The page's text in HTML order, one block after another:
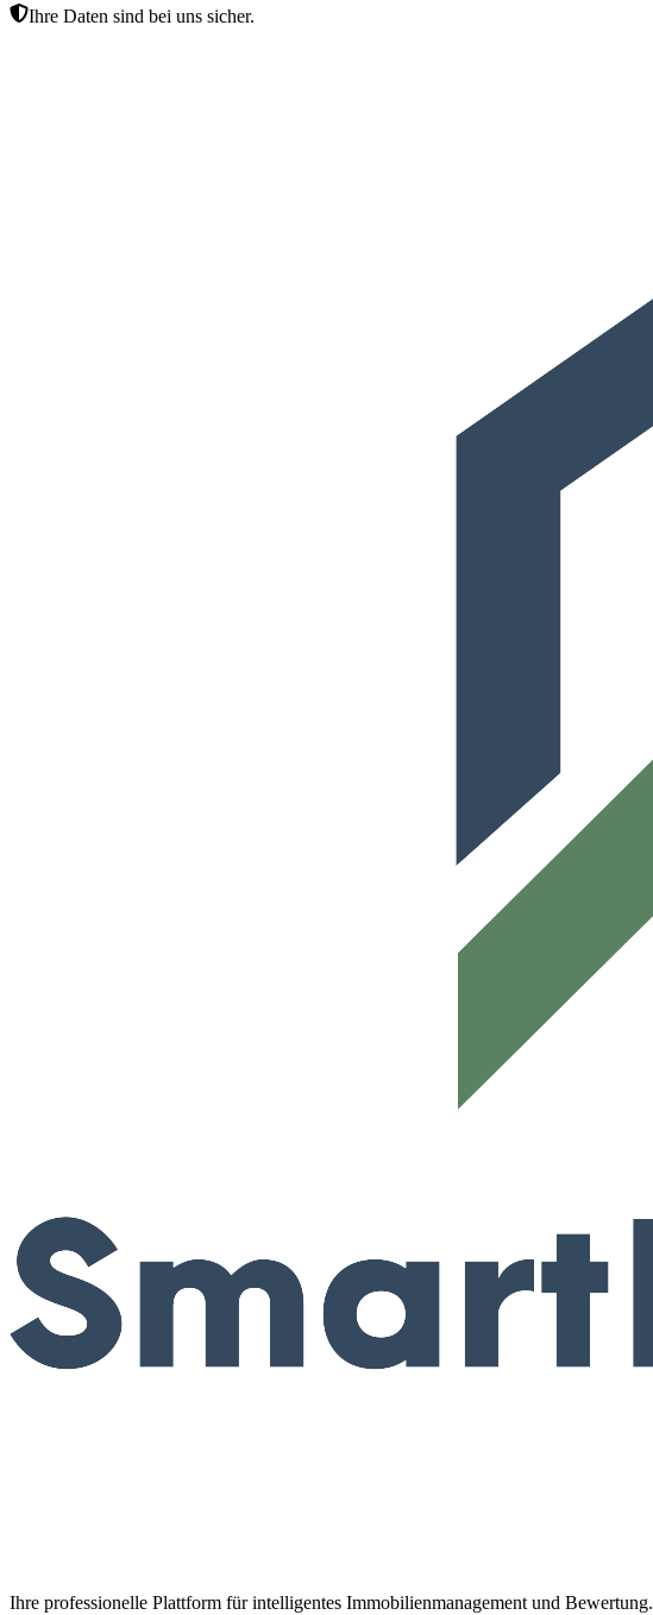
Ihre Daten sind bei uns sicher.
Ihre professionelle Plattform für intelligentes Immobilienmanagement und Bewertung.